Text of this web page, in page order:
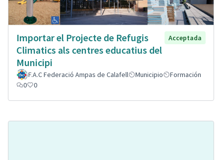
Importar el Projecte de Refugis
Climatics als centres educatius del
Municipi
Acceptada
F.A.C Federació Ampas de Calafell Municipio
Formación
0
0